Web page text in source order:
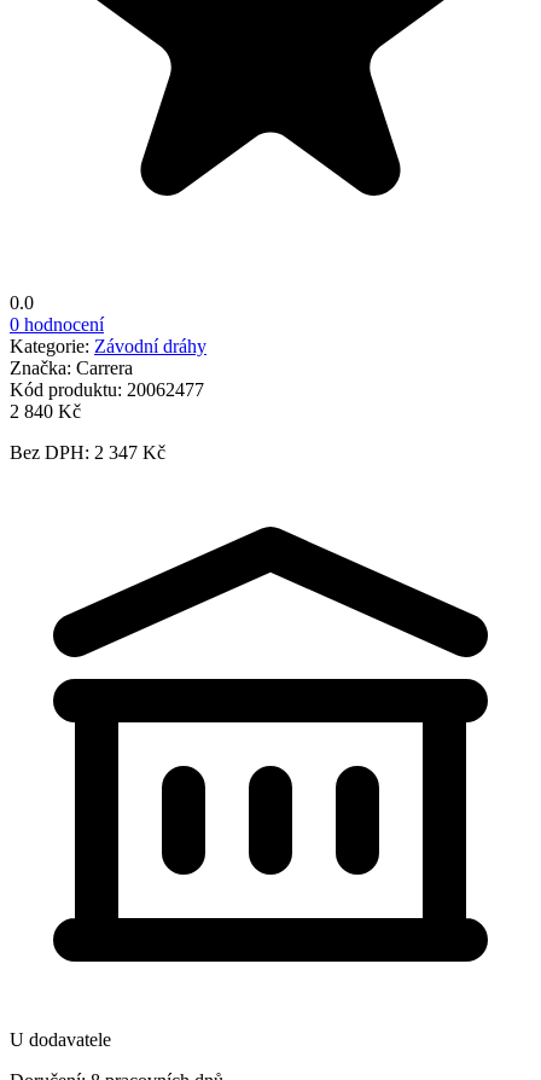
0.0
0 hodnocení
Kategorie: Závodní dráhy
Značka: Carrera
Kód produktu: 20062477
2 840 Kč
Bez DPH: 2 347 Kč
U dodavatele